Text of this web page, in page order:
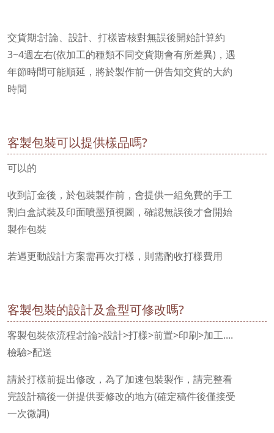
交貨期:討論、設計、打樣皆核對無誤後開始計算約
3~4週左右(依加工的種類不同交貨期會有所差異)，遇
年節時間可能順延，將於製作前一併告知交貨的大約
時間
客製包裝可以提供樣品嗎?
可以的
收到訂金後，於包裝製作前，會提供一組免費的手工
割白盒試裝及印面噴墨預視圖，確認無誤後才會開始
製作包裝
若遇更動設計方案需再次打樣，則需酌收打樣費用
客製包裝的設計及盒型可修改嗎?
客製包裝依流程:討論>設計>打樣>前置>印刷>加工....
檢驗>配送
請於打樣前提出修改，為了加速包裝製作，請完整看
完設計稿後一併提供要修改的地方(確定稿件後僅接受
一次微調)